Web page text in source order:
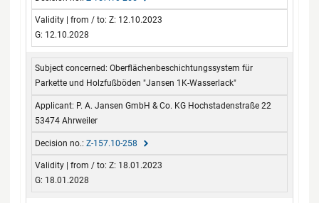
Z: 12.10.2023
G: 12.10.2028
Oberflächenbeschichtungssystem für
Parkette und Holzfußböden "Jansen 1K-Wasserlack"
P. A. Jansen GmbH & Co. KG Hochstadenstraße 22
53474 Ahrweiler
Z-157.10-258
Z: 18.01.2023
G: 18.01.2028